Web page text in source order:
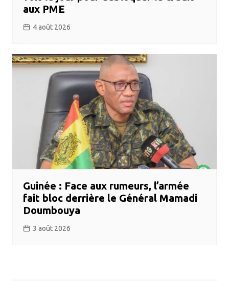
aux PME
4 août 2026
Guinée : Face aux rumeurs, l’armée
fait bloc derrière le Général Mamadi
Doumbouya
3 août 2026